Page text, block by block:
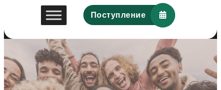
Поступление